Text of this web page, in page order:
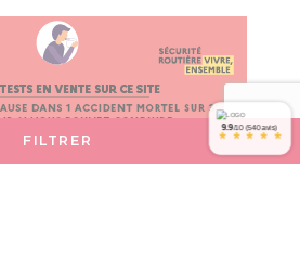
FILTRER
9.9/10 (540 avis)
* * * * *